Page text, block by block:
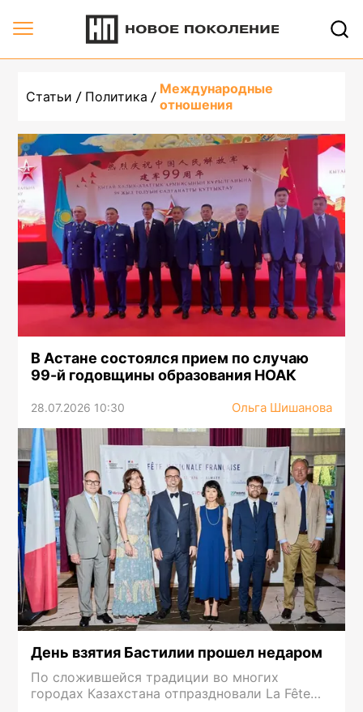
Статьи Политика
Международные
отношения
В Астане состоялся прием по случаю
99-й годовщины образования НОАК
28.07.2026 10:30 Ольга Шишанова
День взятия Бастилии прошел недаром
По сложившейся традиции во многих
городах Казахстана отпраздновали La Fête